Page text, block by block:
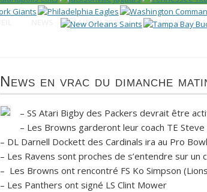
SAISON 2025 CALENDRIER /
News en vrac du dimanche
– SS Atari Bigby des Packers devrait être
– Les Browns garderont leur coach TE
– DL Darnell Dockett des Cardinals ira au Pro
– Les Ravens sont proches de s’entendre sur un
– Les Browns ont rencontré FS Ko Simpson
– Les Panthers ont signé LS Clint Mower